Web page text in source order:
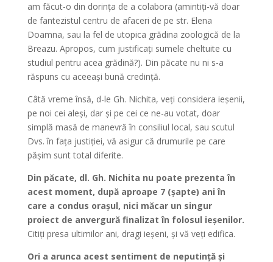
am făcut-o din dorința de a colabora (amintiți-vă doar
de fantezistul centru de afaceri de pe str. Elena
Doamna, sau la fel de utopica grădina zoologică de la
Breazu. Apropos, cum justificați sumele cheltuite cu
studiul pentru acea grădină?). Din păcate nu ni s-a
răspuns cu aceeași bună credință.
Câtă vreme însă, d-le Gh. Nichita, veți considera ieșenii,
pe noi cei aleși, dar și pe cei ce ne-au votat, doar
simplă masă de manevră în consiliul local, sau scutul
Dvs. în fața justiției, vă asigur că drumurile pe care
pășim sunt total diferite.
Din păcate, dl. Gh. Nichita nu poate prezenta în
acest moment, după aproape 7 (șapte) ani în
care a condus orașul, nici măcar un singur
proiect de anvergură finalizat în folosul ieșenilor.
Citiți presa ultimilor ani, dragi ieșeni, și vă veți edifica.
Ori a arunca acest sentiment de neputință și